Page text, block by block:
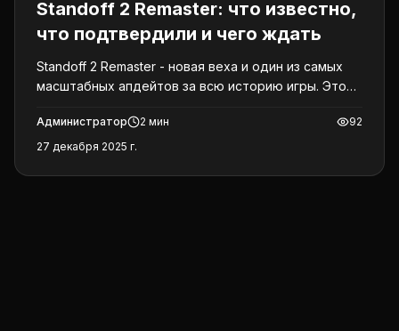
Standoff 2 Remaster: что известно,
что подтвердили и чего ждать
Standoff 2 Remaster - новая веха и один из самых
масштабных апдейтов за всю историю игры. Это
который должен освежить игру, осовременить ее
и адаптировать под потребности игроков,
Администратор 2 мин
92
27 декабря 2025 г.